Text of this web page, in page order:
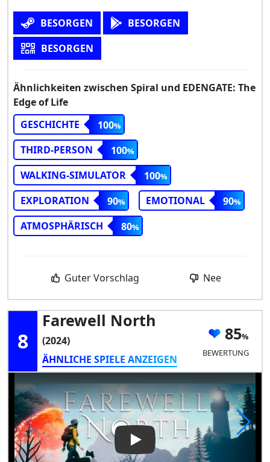
BESORGEN
BESORGEN
BESORGEN
Ähnlichkeiten zwischen Spiral und EDENGATE: The
Edge of Life
GESCHICHTE
100
THIRD-PERSON
100
WALKING-SIMULATOR
100
EXPLORATION
90 EMOTIONAL
90
ATMOSPHÄRISCH
80
Guter Vorschlag Nee
8
Farewell North
(2024)
ÄHNLICHE SPIELE ANZEIGEN
85
BEWERTUNG
Play Video: Farewell North